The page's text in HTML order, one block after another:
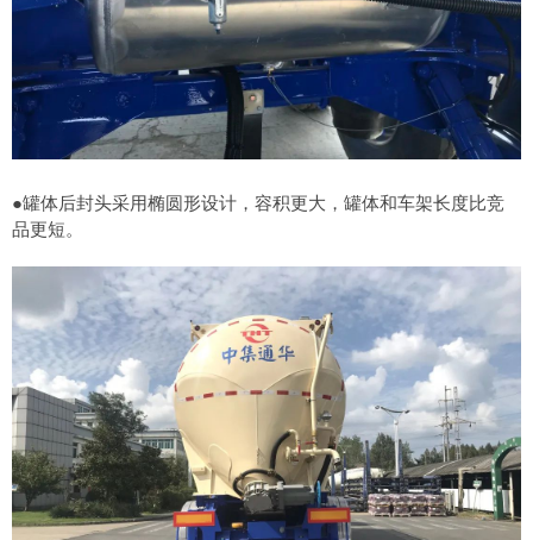
●罐体后封头采用椭圆形设计，容积更大，罐体和车架长度比竞
品更短。